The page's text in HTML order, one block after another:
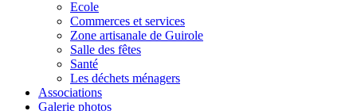
Ecole
Commerces et services
Zone artisanale de Guirole
Salle des fêtes
Santé
Les déchets ménagers
Associations
Galerie photos